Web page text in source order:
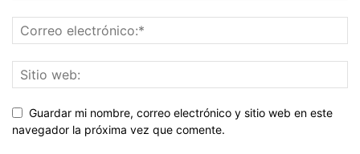
Guardar mi nombre, correo electrónico y sitio web en este
navegador la próxima vez que comente.